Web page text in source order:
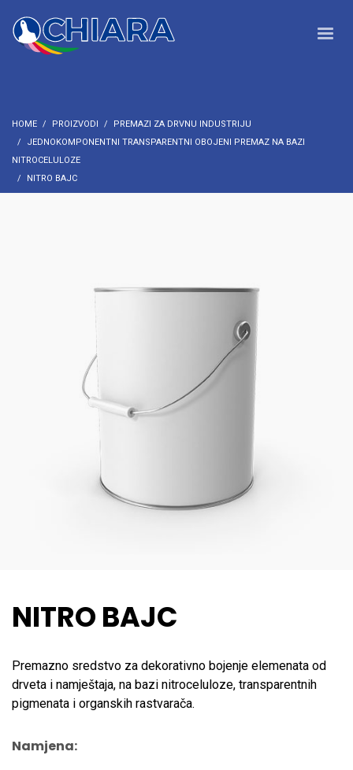
HOME PROIZVODI
PREMAZI ZA DRVNU INDUSTRIJU
JEDNOKOMPONENTNI TRANSPARENTNI OBOJENI PREMAZ NA BAZI
NITROCELULOZE
NITRO BAJC
NITRO BAJC
Premazno sredstvo za dekorativno bojenje elemenata od
drveta i namještaja, na bazi nitroceluloze, transparentnih
pigmenata i organskih rastvarača.
Namjena: